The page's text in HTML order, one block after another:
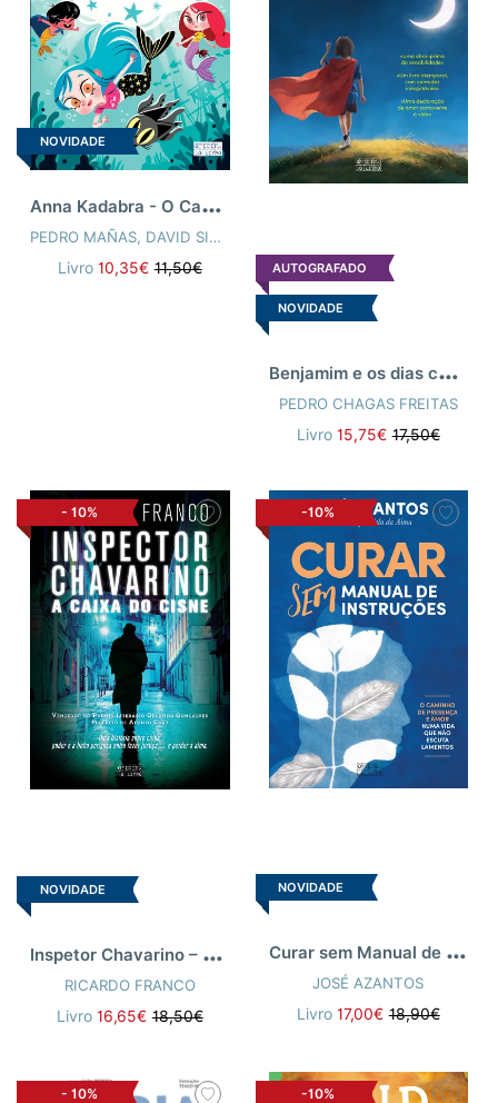
NOVIDADE
A
nna Kadabra - O Canto das Sereias
PEDRO MAÑAS, DAVID SIERRA LISTÓN
Livro 10,35€ 11,50€ AUTOGRAFADO
NOVIDADE
B
enjamim e os dias cheios de nada
PEDRO CHAGAS FREITAS
Livro 15,75€ 17,50€
- 10%
NOVIDADE
I
nspetor Chavarino – Vol. I
RICARDO FRANCO
Livro 16,65€ 18,50€
-10%
NOVIDADE
C
urar sem Manual de Instruções
JOSÉ AZANTOS
Livro 17,00€ 18,90€
- 10% -10%